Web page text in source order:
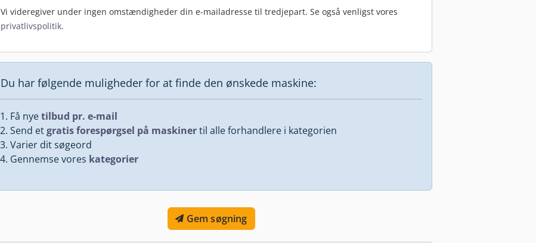
Vi videregiver under ingen omstændigheder din e-mailadresse til tredjepart. Se også venligst vores
privatlivspolitik.
Du har følgende muligheder for at finde den ønskede maskine:
Få nyetilbud pr. e-mail
Send etgratis forespørgsel på maskinertil alle forhandlere i kategorien
Varier dit søgeord
Gennemse vores kategorier
Gem søgning